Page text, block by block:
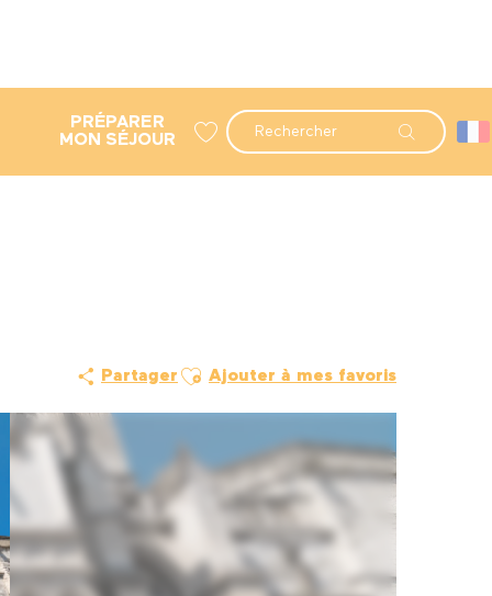
Recherche
PRÉPARER
MON SÉJOUR
Partager Ajouter aux favoris
Ajouter à mes favoris